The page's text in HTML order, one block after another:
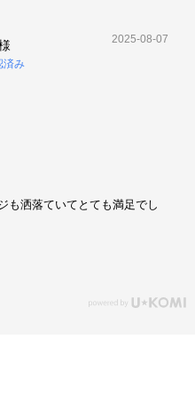
済み
2025-08-07
も洒落ていてとても満足でし